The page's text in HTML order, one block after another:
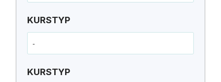
KURSTYP
-
KURSTYP